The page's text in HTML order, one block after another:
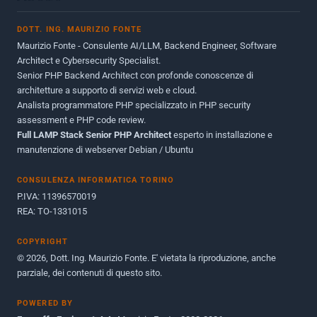
Giugno 2012
Maggio 2011
Dicembre 2010
Ottobre 2010
Maggio 2010
Giugno 2009
DOTT. ING. MAURIZIO FONTE
Maurizio Fonte - Consulente AI/LLM, Backend Engineer, Software
Architect e Cybersecurity Specialist.
Senior PHP Backend Architect con profonde conoscenze di
architetture a supporto di servizi web e cloud.
Analista programmatore PHP specializzato in PHP security
assessment e PHP code review.
Full LAMP Stack Senior PHP Architect esperto in installazione e
manutenzione di webserver Debian / Ubuntu
CONSULENZA INFORMATICA TORINO
P.IVA: 11396570019
REA: TO-1331015
COPYRIGHT
© 2026, Dott. Ing. Maurizio Fonte. E' vietata la riproduzione, anche
parziale, dei contenuti di questo sito.
POWERED BY